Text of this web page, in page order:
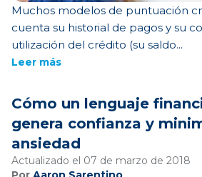
Muchos modelos de puntuación
cuenta su historial de pagos y su
utilización del crédito (su saldo...
Leer más
Cómo un lenguaje
genera confianza y
ansiedad
Actualizado el 07 de marzo de 2018